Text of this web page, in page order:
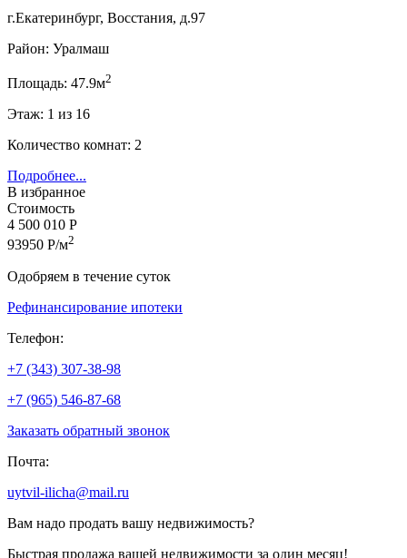
г.Екатеринбург, Восстания, д.97
Район: Уралмаш
Площадь: 47.9м2
Этаж: 1 из 16
Количество комнат: 2
Подробнее...
В избранное
Стоимость
4 500 010 Р
93950 Р/м2
Одобряем в течение суток
Рефинансирование ипотеки
Телефон:
+7 (343) 307-38-98
+7 (965) 546-87-68
Заказать обратный звонок
Почта:
uytvil-ilicha@mail.ru
Вам надо продать вашу недвижимость?
Быстрая продажа вашей недвижимости за один месяц!